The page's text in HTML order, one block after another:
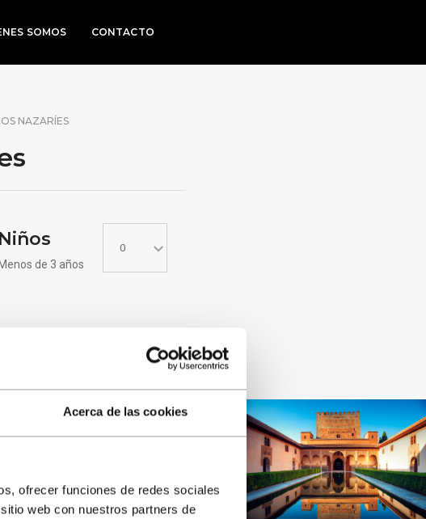
Acerca de las cookies
ofrecer funciones de redes sociales
web con nuestros partners de
SOMOS CONTACTO
NAZARÍES
Niños
Menos de 3 años